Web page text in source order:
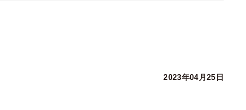
2023年04月25日